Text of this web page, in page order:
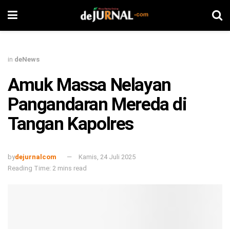
in deNews
Amuk Massa Nelayan
Pangandaran Mereda di
Tangan Kapolres
bydejurnalcom
Kamis, 24 Juli 2025
Reading Time: 2 mins read